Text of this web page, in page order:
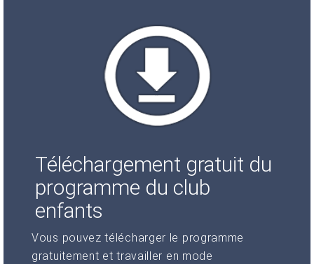
Téléchargement gratuit du
programme du club
enfants
Vous pouvez télécharger le programme
gratuitement et travailler en mode